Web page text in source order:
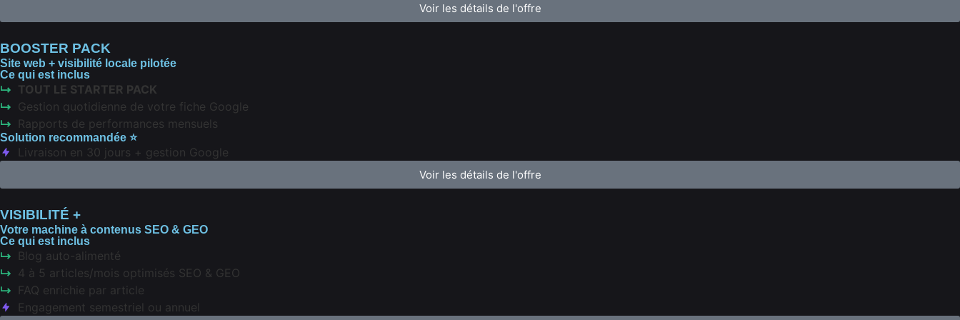
Voir les détails de l'offre
BOOSTER PACK
Site web + visibilité locale pilotée
Ce qui est inclus
TOUT LE STARTER PACK
Gestion quotidienne de votre fiche Google
Rapports de performances mensuels
Solution recommandée ⭐️
Livraison en 30 jours + gestion Google
Voir les détails de l'offre
VISIBILITÉ +
Votre machine à contenus SEO & GEO
Ce qui est inclus
Blog auto-alimenté
4 à 5 articles/mois optimisés SEO & GEO
FAQ enrichie par article
Engagement semestriel ou annuel